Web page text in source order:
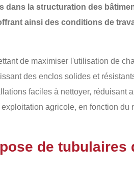
dans la structuration des
ainsi des conditions de
de maximiser l'utilisation de
des enclos solides et
faciles à nettoyer, réduisant
agricole, en fonction du
de